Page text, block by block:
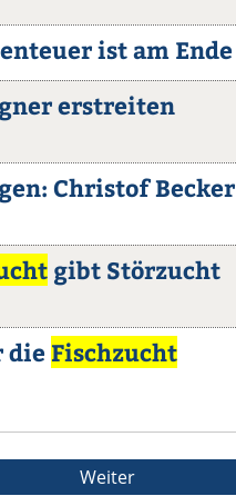
ist am Ende
erstreiten
Christof Becker
gibt Störzucht
die Fischzucht
Weiter